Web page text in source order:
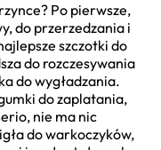
Po pierwsze,
do przerzedzania i
szczotki do
do rozczesywania
do wygładzania.
do zaplatania,
nie ma nic
do warkoczyków,